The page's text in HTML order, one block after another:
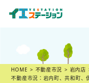
不動産売却相談
HOME 不動産市況
岩内店
不動産市況：岩内町、共和町、